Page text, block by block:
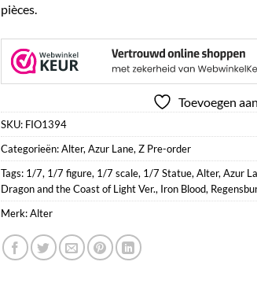
pièces.
Toevoegen
SKU: FIO1394
Categorieën:Alter, Azur Lane, Z Pre-order
Tags: 1/7, 1/7 figure, 1/7 scale, 1/7 Statue, Alter, Azur
Dragon and the Coast of Light Ver., Iron Blood,
Merk:Alter